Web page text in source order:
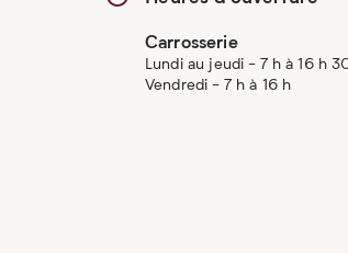
Carrosserie
Lundi au jeudi - 7 h à 16 h
Vendredi - 7 h à 16 h